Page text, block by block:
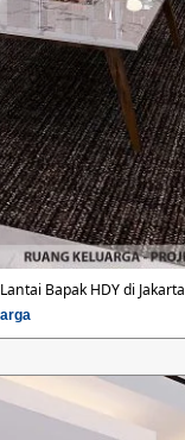
Bapak HDY di Jakarta